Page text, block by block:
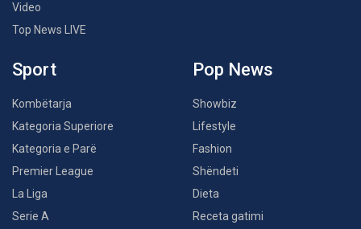
Video
Top News LIVE
Sport
Kombëtarja
Kategoria Superiore
Kategoria e Parë
Premier League
La Liga
Serie A
Pop News
Showbiz
Lifestyle
Fashion
Shëndeti
Dieta
Receta gatimi